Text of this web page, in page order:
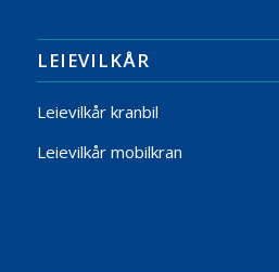
LEIEVILKÅR
Leievilkår kranbil
Leievilkår mobilkran